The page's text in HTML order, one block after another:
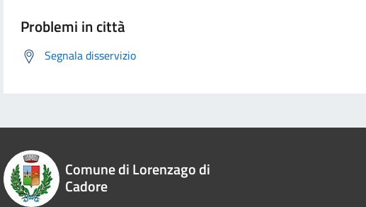
Problemi in città
Segnala disservizio
Comune di Lorenzago di
Cadore